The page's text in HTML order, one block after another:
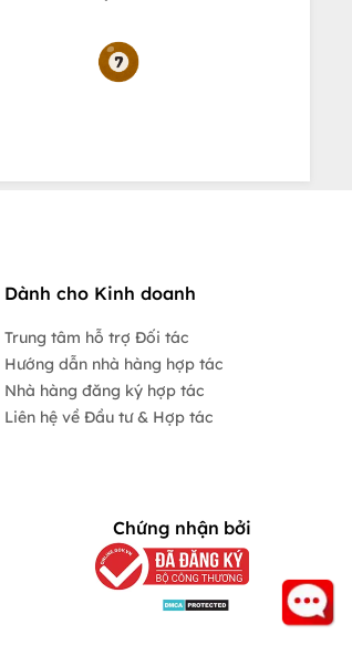
Dành cho Kinh doanh
Trung tâm hỗ trợ Đối tác
Hướng dẫn nhà hàng hợp tác
Nhà hàng đăng ký hợp tác
Liên hệ về Đầu tư & Hợp tác
Chứng nhận bởi